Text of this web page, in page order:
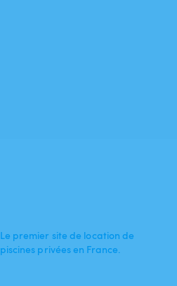
Le premier site de location de
piscines privées en France.